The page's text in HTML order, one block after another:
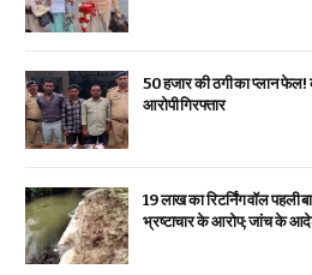
₹50 हजार की ठगी का प्लान
आरोपी गिरफ्तार
19 लाख का रिटर्निंग वॉल पहली
भ्रष्टाचार के आरोप; जांच के